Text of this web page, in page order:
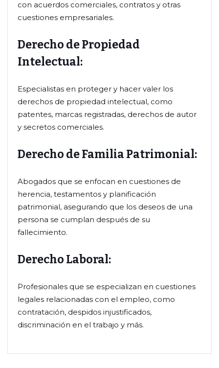
con acuerdos comerciales, contratos y otras
cuestiones empresariales.
Derecho de Propiedad
Intelectual:
Especialistas en proteger y hacer valer los
derechos de propiedad intelectual, como
patentes, marcas registradas, derechos de autor
y secretos comerciales.
Derecho de Familia Patrimonial:
Abogados que se enfocan en cuestiones de
herencia, testamentos y planificación
patrimonial, asegurando que los deseos de una
persona se cumplan después de su
fallecimiento.
Derecho Laboral:
Profesionales que se especializan en cuestiones
legales relacionadas con el empleo, como
contratación, despidos injustificados,
discriminación en el trabajo y más.